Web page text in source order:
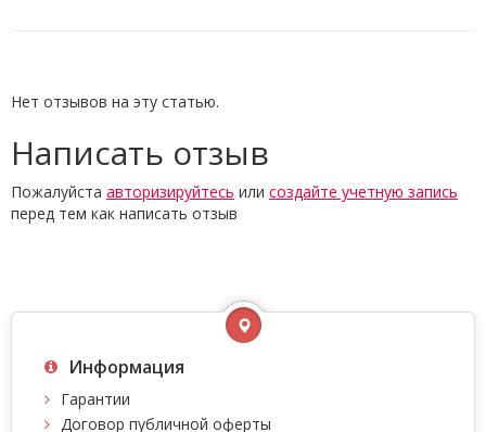
Нет отзывов на эту статью.
Написать отзыв
Пожалуйста авторизируйтесь или создайте учетную запись
перед тем как написать отзыв
Информация
Гарантии
Договор публичной оферты